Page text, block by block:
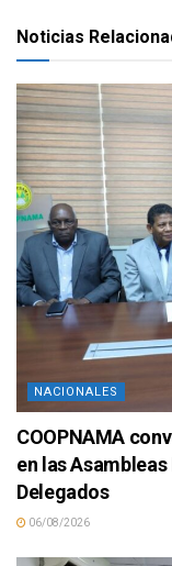
Noticias
NACIONALES
COOPNAMA
en las
Delegados
06/08/2026